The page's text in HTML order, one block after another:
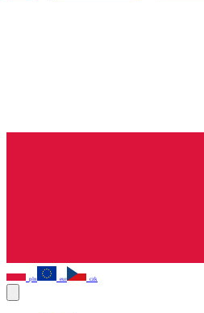
pln eur czk